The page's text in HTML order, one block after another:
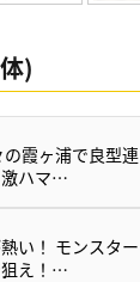
)
霞ヶ浦で良型連
激ハマ…
い！ モンスター
狙え！…